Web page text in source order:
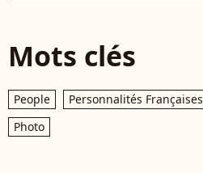
Mots clés
People Personnalités Françaises
Photo